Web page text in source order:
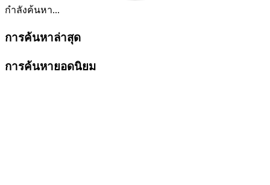
กำลังค้นหา...
การค้นหาล่าสุด
การค้นหายอดนิยม